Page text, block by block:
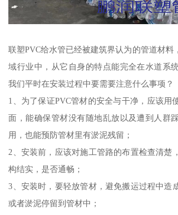
联塑PVC给水管已经被建筑界认为的管道材料
域行业中，从它自身的特点能完全在水道系
我们平时在安装过程中要需要注意什么事项？
1、为了保证PVC管材的安全与干净，应该用
面，能确保管材没有随地乱放以及遭到人群
用，也能预防管材里有淤泥残留；
2、安装前，应该对施工管路的布置检查清楚
构结实，是否通畅；
3、安装时，要轻放管材，避免搬运过程中造
或者淤泥停留到管材中；